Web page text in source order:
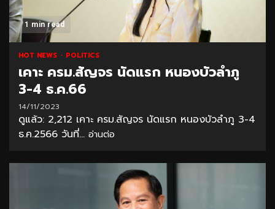
1 min read
HOT NEWS POLITICS
เคาะ ครม.สัญจร นัดแรก หนองบัวลำภู
3-4 ธ.ค.66
14/11/2023
ดูแล้ว: 2,212 เคาะ ครม.สัญจร นัดแรก หนองบัวลำภู 3-4
ธ.ค.2566 วันที่... อ่านต่อ